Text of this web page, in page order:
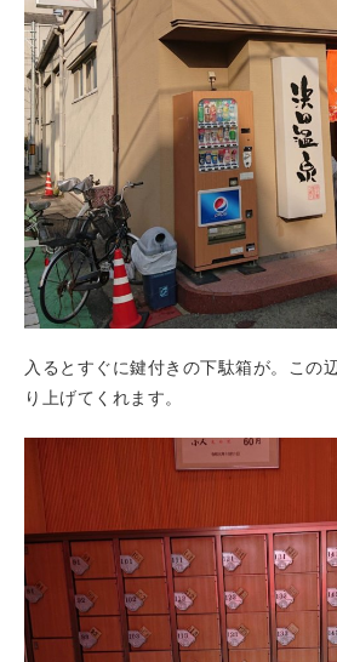
入るとすぐに鍵付きの下駄箱が。この
り上げてくれます。